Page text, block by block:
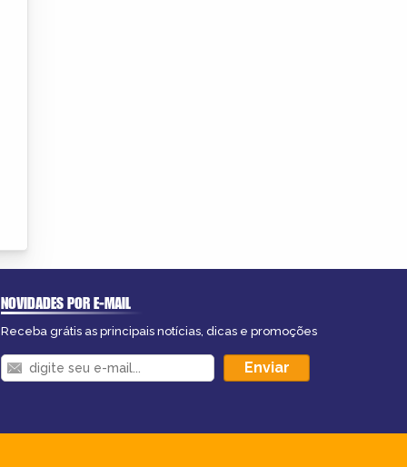
NOVIDADES POR E-MAIL
Receba grátis as principais notícias, dicas e promoções